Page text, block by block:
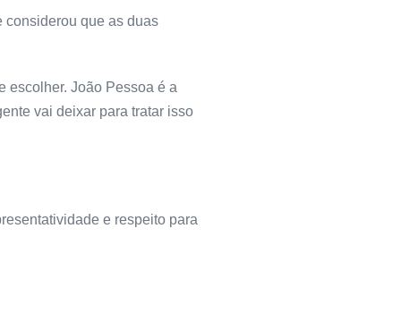
considerou que as duas
escolher. João Pessoa é a
vai deixar para tratar isso
e respeito para